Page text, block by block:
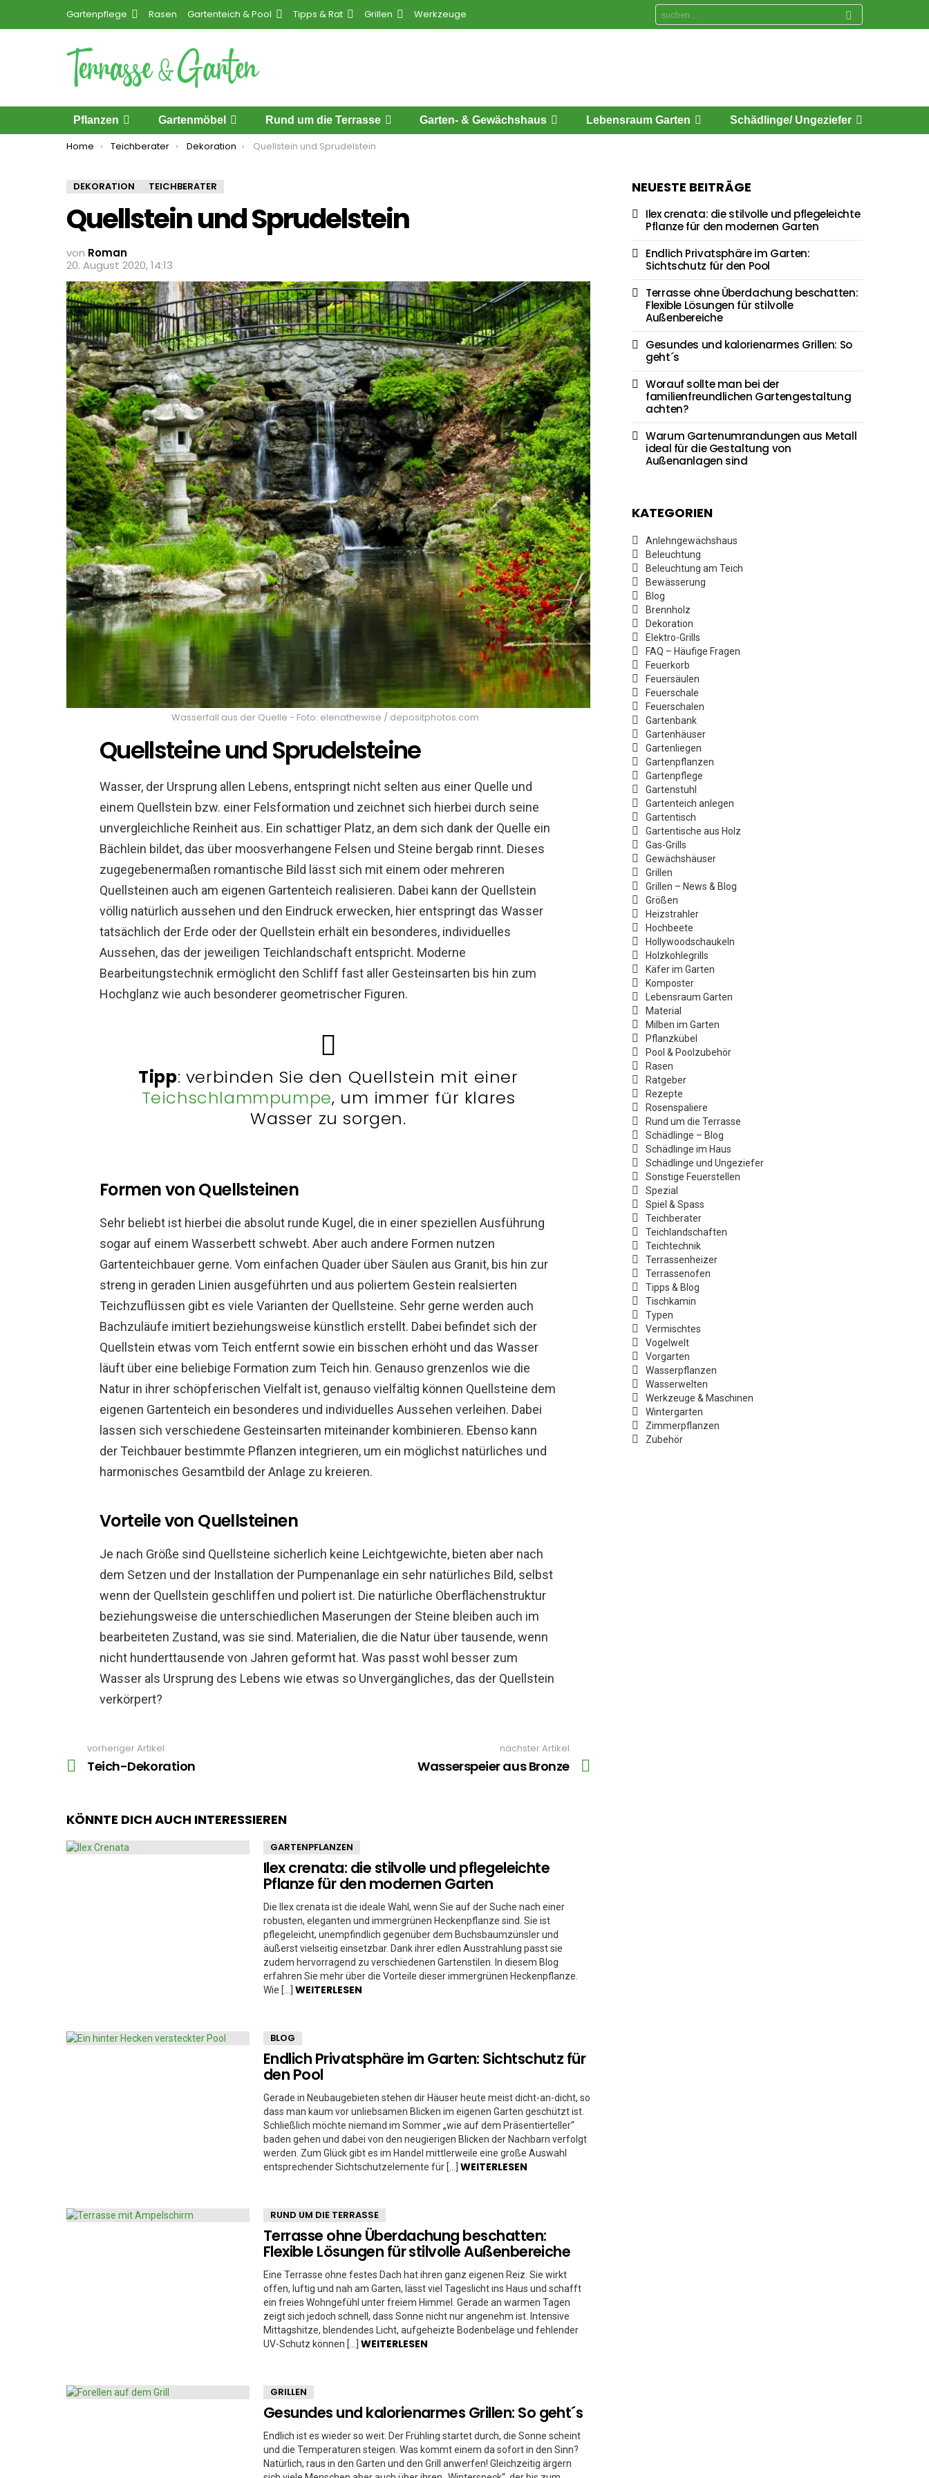
Gartenpflege Rasen Gartenteich & Pool Tipps & Rat Grillen Werkzeuge
Search
for:
Pflanzen Gartenmöbel Rund um die Terrasse Garten- & Gewächshaus Lebensraum Garten Schädlinge/ Ungeziefer
You are here:
Home Teichberater Dekoration Quellstein und Sprudelstein
DEKORATION TEICHBERATER
Quellstein und Sprudelstein
von Roman
20. August 2020, 14:13
Wasserfall aus der Quelle - Foto: elenathewise / depositphotos.com
Quellsteine und Sprudelsteine
Wasser, der Ursprung allen Lebens, entspringt nicht selten aus einer Quelle und
einem Quellstein bzw. einer Felsformation und zeichnet sich hierbei durch seine
unvergleichliche Reinheit aus. Ein schattiger Platz, an dem sich dank der Quelle ein
Bächlein bildet, das über moosverhangene Felsen und Steine bergab rinnt. Dieses
zugegebenermaßen romantische Bild lässt sich mit einem oder mehreren
Quellsteinen auch am eigenen Gartenteich realisieren. Dabei kann der Quellstein
völlig natürlich aussehen und den Eindruck erwecken, hier entspringt das Wasser
tatsächlich der Erde oder der Quellstein erhält ein besonderes, individuelles
Aussehen, das der jeweiligen Teichlandschaft entspricht. Moderne
Bearbeitungstechnik ermöglicht den Schliff fast aller Gesteinsarten bis hin zum
Hochglanz wie auch besonderer geometrischer Figuren.
Tipp: verbinden Sie den Quellstein mit einer
Teichschlammpumpe, um immer für klares
Wasser zu sorgen.
Formen von Quellsteinen
Sehr beliebt ist hierbei die absolut runde Kugel, die in einer speziellen Ausführung
sogar auf einem Wasserbett schwebt. Aber auch andere Formen nutzen
Gartenteichbauer gerne. Vom einfachen Quader über Säulen aus Granit, bis hin zur
streng in geraden Linien ausgeführten und aus poliertem Gestein realsierten
Teichzuflüssen gibt es viele Varianten der Quellsteine. Sehr gerne werden auch
Bachzuläufe imitiert beziehungsweise künstlich erstellt. Dabei befindet sich der
Quellstein etwas vom Teich entfernt sowie ein bisschen erhöht und das Wasser
läuft über eine beliebige Formation zum Teich hin. Genauso grenzenlos wie die
Natur in ihrer schöpferischen Vielfalt ist, genauso vielfältig können Quellsteine dem
eigenen Gartenteich ein besonderes und individuelles Aussehen verleihen. Dabei
lassen sich verschiedene Gesteinsarten miteinander kombinieren. Ebenso kann
der Teichbauer bestimmte Pflanzen integrieren, um ein möglichst natürliches und
harmonisches Gesamtbild der Anlage zu kreieren.
Vorteile von Quellsteinen
Je nach Größe sind Quellsteine sicherlich keine Leichtgewichte, bieten aber nach
dem Setzen und der Installation der Pumpenanlage ein sehr natürliches Bild, selbst
wenn der Quellstein geschliffen und poliert ist. Die natürliche Oberflächenstruktur
beziehungsweise die unterschiedlichen Maserungen der Steine bleiben auch im
bearbeiteten Zustand, was sie sind. Materialien, die die Natur über tausende, wenn
nicht hunderttausende von Jahren geformt hat. Was passt wohl besser zum
Wasser als Ursprung des Lebens wie etwas so Unvergängliches, das der Quellstein
verkörpert?
more
vorheriger Artikel
Teich-Dekoration
nächster Artikel
Wasserspeier aus Bronze
KÖNNTE DICH AUCH INTERESSIEREN
GARTENPFLANZEN
Ilex crenata: die stilvolle und pflegeleichte
Pflanze für den modernen Garten
Die Ilex crenata ist die ideale Wahl, wenn Sie auf der Suche nach einer
robusten, eleganten und immergrünen Heckenpflanze sind. Sie ist
pflegeleicht, unempfindlich gegenüber dem Buchsbaumzünsler und
äußerst vielseitig einsetzbar. Dank ihrer edlen Ausstrahlung passt sie
zudem hervorragend zu verschiedenen Gartenstilen. In diesem Blog
erfahren Sie mehr über die Vorteile dieser immergrünen Heckenpflanze.
Wie […] WEITERLESEN
BLOG
Endlich Privatsphäre im Garten: Sichtschutz für
den Pool
Gerade in Neubaugebieten stehen dir Häuser heute meist dicht-an-dicht, so
dass man kaum vor unliebsamen Blicken im eigenen Garten geschützt ist.
Schließlich möchte niemand im Sommer „wie auf dem Präsentierteller“
baden gehen und dabei von den neugierigen Blicken der Nachbarn verfolgt
werden. Zum Glück gibt es im Handel mittlerweile eine große Auswahl
entsprechender Sichtschutzelemente für […] WEITERLESEN
RUND UM DIE TERRASSE
Terrasse ohne Überdachung beschatten:
Flexible Lösungen für stilvolle Außenbereiche
Eine Terrasse ohne festes Dach hat ihren ganz eigenen Reiz. Sie wirkt
offen, luftig und nah am Garten, lässt viel Tageslicht ins Haus und schafft
ein freies Wohngefühl unter freiem Himmel. Gerade an warmen Tagen
zeigt sich jedoch schnell, dass Sonne nicht nur angenehm ist. Intensive
Mittagshitze, blendendes Licht, aufgeheizte Bodenbeläge und fehlender
UV-Schutz können […] WEITERLESEN
GRILLEN
Gesundes und kalorienarmes Grillen: So geht´s
Endlich ist es wieder so weit: Der Frühling startet durch, die Sonne scheint
und die Temperaturen steigen. Was kommt einem da sofort in den Sinn?
Natürlich, raus in den Garten und den Grill anwerfen! Gleichzeitig ärgern
NEUESTE BEITRÄGE
Ilex crenata: die stilvolle und pflegeleichte
Pflanze für den modernen Garten
Endlich Privatsphäre im Garten:
Sichtschutz für den Pool
Terrasse ohne Überdachung beschatten:
Flexible Lösungen für stilvolle
Außenbereiche
Gesundes und kalorienarmes Grillen: So
geht´s
Worauf sollte man bei der
familienfreundlichen Gartengestaltung
achten?
Warum Gartenumrandungen aus Metall
ideal für die Gestaltung von
Außenanlagen sind
KATEGORIEN
Anlehngewächshaus
Beleuchtung
Beleuchtung am Teich
Bewässerung
Blog
Brennholz
Dekoration
Elektro-Grills
FAQ – Häufige Fragen
Feuerkorb
Feuersäulen
Feuerschale
Feuerschalen
Gartenbank
Gartenhäuser
Gartenliegen
Gartenpflanzen
Gartenpflege
Gartenstuhl
Gartenteich anlegen
Gartentisch
Gartentische aus Holz
Gas-Grills
Gewächshäuser
Grillen
Grillen – News & Blog
Größen
Heizstrahler
Hochbeete
Hollywoodschaukeln
Holzkohlegrills
Käfer im Garten
Komposter
Lebensraum Garten
Material
Milben im Garten
Pflanzkübel
Pool & Poolzubehör
Rasen
Ratgeber
Rezepte
Rosenspaliere
Rund um die Terrasse
Schädlinge – Blog
Schädlinge im Haus
Schädlinge und Ungeziefer
Sonstige Feuerstellen
Spezial
Spiel & Spass
Teichberater
Teichlandschaften
Teichtechnik
Terrassenheizer
Terrassenofen
Tipps & Blog
Tischkamin
Typen
Vermischtes
Vogelwelt
Vorgarten
Wasserpflanzen
Wasserwelten
Werkzeuge & Maschinen
Wintergarten
Zimmerpflanzen
Zubehör